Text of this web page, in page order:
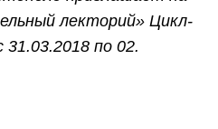
лекторий» Цикл-
по 02.